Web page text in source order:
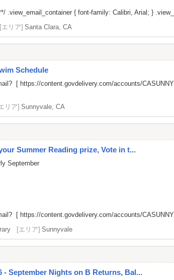
.view_email_container { font-family: Calibri, Arial; }
[エリア] Santa Clara, CA
Schedule
[ https://content.govdelivery.com/accounts/
リア] Sunnyvale, CA
Summer Reading prize, Vote in t...
September
[ https://content.govdelivery.com/accounts/
[エリア] Sunnyvale
- September Nights on B Returns, Bal...